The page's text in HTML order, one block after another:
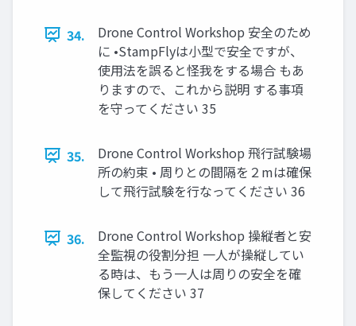
34.
Drone Control Workshop 安全のため
に •StampFlyは⼩型で安全ですが、
使⽤法を誤ると怪我をする場合 もあ
りますので、これから説明 する事項
を守ってください 35
35.
Drone Control Workshop ⾶⾏試験場
所の約束 • 周りとの間隔を２mは確保
して⾶⾏試験を⾏なってください 36
36.
Drone Control Workshop 操縦者と安
全監視の役割分担 ⼀⼈が操縦してい
る時は、もう⼀⼈は周りの安全を確
保してください 37